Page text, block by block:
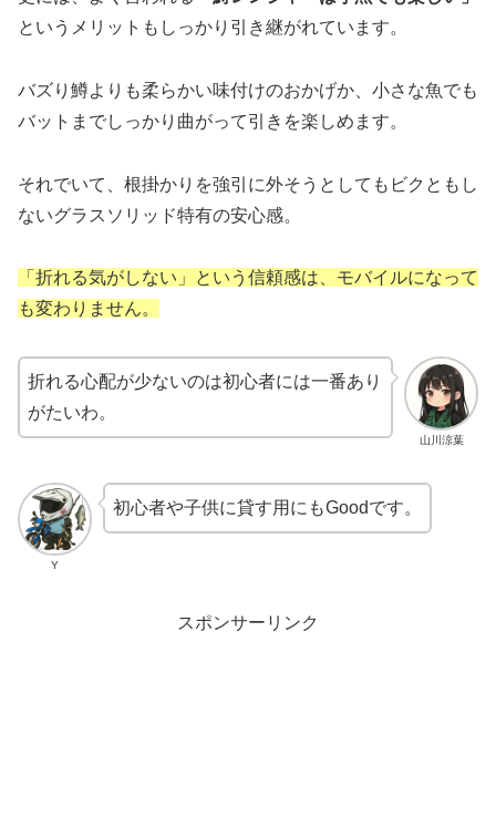
というメリットもしっかり引き継がれています。
バズり鱒よりも柔らかい味付けのおかげか、小さな魚でも
バットまでしっかり曲がって引きを楽しめます。
それでいて、根掛かりを強引に外そうとしてもビクともし
ないグラスソリッド特有の安心感。
「折れる気がしない」という信頼感は、モバイルになって
も変わりません。
山川涼葉
折れる心配が少ないのは初心者には一番あり
がたいわ。
Y
初心者や子供に貸す用にもGoodです。
スポンサーリンク